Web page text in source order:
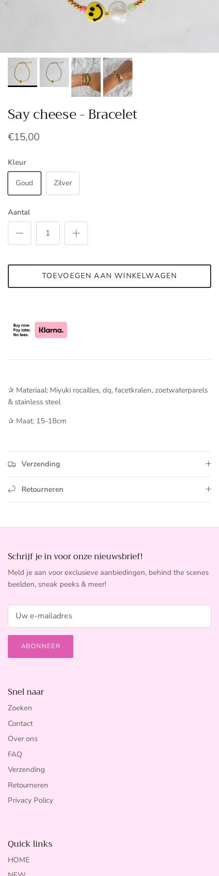
Say cheese - Bracelet
€15,00
Kleur
Goud Zilver
Aantal
TOEVOEGEN AAN WINKELWAGEN
✰ Materiaal: Miyuki rocailles, dq, facetkralen, zoetwaterparels
& stainless steel
✰ Maat: 15-18cm
Verzending
Retourneren
Schrijf je in voor onze nieuwsbrief!
Meld je aan voor exclusieve aanbiedingen, behind the scenes
beelden, sneak peeks & meer!
ABONNEER
Snel naar
Zoeken
Contact
Over ons
FAQ
Verzending
Retourneren
Privacy Policy
Quick links
HOME